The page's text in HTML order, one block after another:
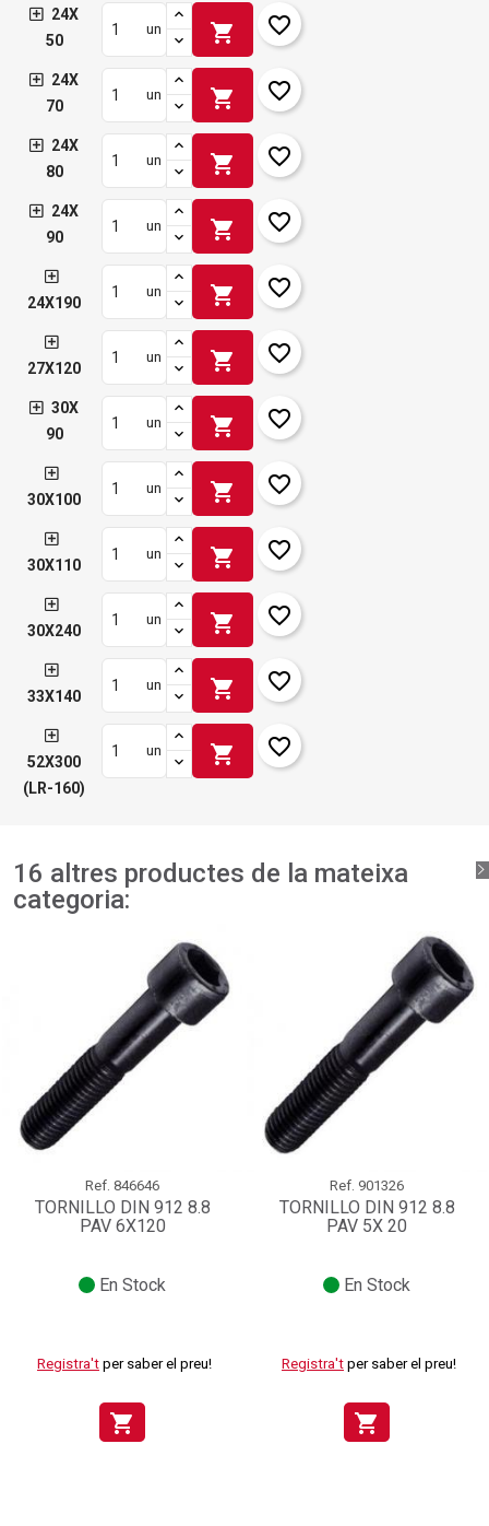
24X
50
un shopping_cart favorite_border
24X
70
un shopping_cart favorite_border
24X
80
un shopping_cart favorite_border
24X
90
un shopping_cart favorite_border
24X190
un shopping_cart favorite_border
27X120
un shopping_cart favorite_border
30X
90
un shopping_cart favorite_border
30X100
un shopping_cart favorite_border
30X110
un shopping_cart favorite_border
30X240
un shopping_cart favorite_border
33X140
un shopping_cart favorite_border
52X300
(LR-160)
un shopping_cart favorite_border
16 altres productes de la mateixa
categoria:
Ref. 846646
TORNILLO DIN 912 8.8
PAV 6X120
En Stock
Registra't per saber el preu!
shopping_cart
Ref. 901326
TORNILLO DIN 912 8.8
PAV 5X 20
En Stock
Registra't per saber el preu!
shopping_cart